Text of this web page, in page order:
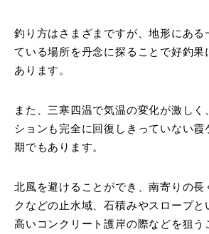
釣り方はさまざまですが、地形にある
ている場所を丹念に探ることで好釣果
あります。
また、三寒四温で気温の変化が激しく
ションも完全に回復しきっていない霞
期でもあります。
北風を避けることができ、南寄りの長
クなどの止水域、石積みやスロープと
高いコンクリート護岸の際などを狙う